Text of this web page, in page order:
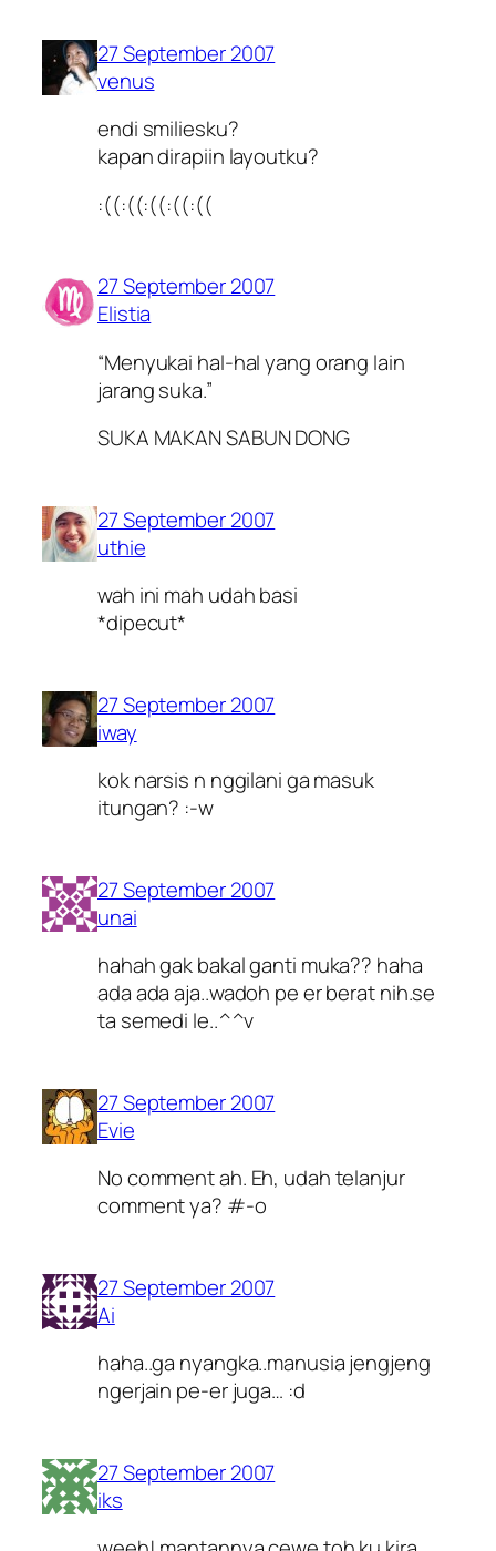
27 September 2007
venus
endi smiliesku?
kapan dirapiin layoutku?
:((:((:((:((:((
27 September 2007
Elistia
“Menyukai hal-hal yang orang lain
jarang suka.”
SUKA MAKAN SABUN DONG
27 September 2007
uthie
wah ini mah udah basi
*dipecut*
27 September 2007
iway
kok narsis n nggilani ga masuk
itungan? :-w
27 September 2007
unai
hahah gak bakal ganti muka?? haha
ada ada aja..wadoh pe er berat nih.se
ta semedi le..^^v
27 September 2007
Evie
No comment ah. Eh, udah telanjur
comment ya? #-o
27 September 2007
Ai
haha..ga nyangka..manusia jengjeng
ngerjain pe-er juga… :d
27 September 2007
iks